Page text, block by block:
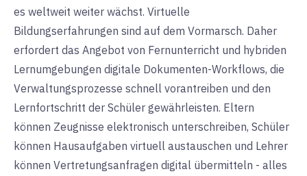
es weltweit weiter wächst. Virtuelle
Bildungserfahrungen sind auf dem Vormarsch. Daher
erfordert das Angebot von Fernunterricht und hybriden
Lernumgebungen digitale Dokumenten-Workflows, die
Verwaltungsprozesse schnell vorantreiben und den
Lernfortschritt der Schüler gewährleisten. Eltern
können Zeugnisse elektronisch unterschreiben, Schüler
können Hausaufgaben virtuell austauschen und Lehrer
können Vertretungsanfragen digital übermitteln - alles